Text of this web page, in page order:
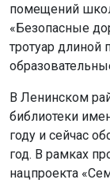
помещений
«Безопасные
тротуар длиной
В Ленинском
библиотеки
году и сейчас
год. В рамках
нацпроекта